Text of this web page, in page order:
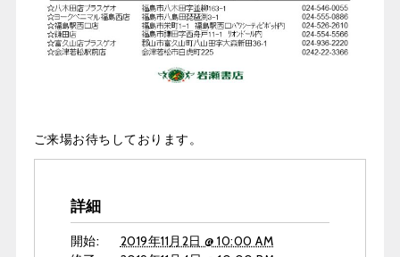
ご来場お待ちしております。
詳細
開始:
2019年11月2日 @ 10:00 AM